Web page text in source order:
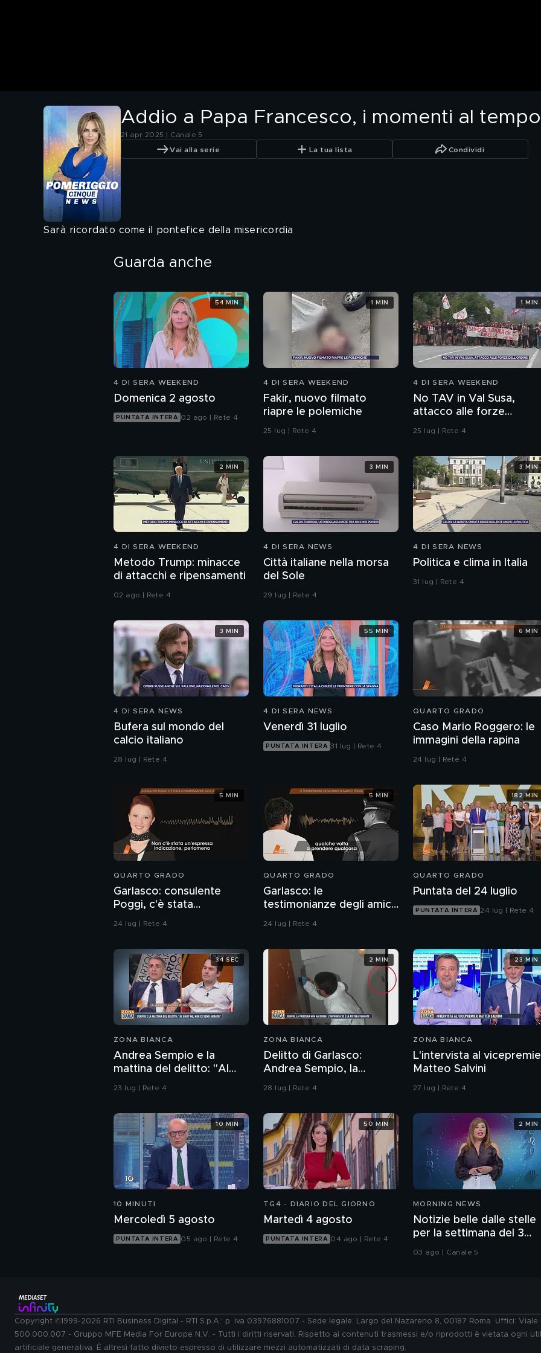
Addio a Papa Francesco, i momenti al
21 apr 2025 | Canale 5
Vai alla serie La tua lista Condividi
Sarà ricordato come il pontefice della misericordia
Guarda anche
4 DI SERA WEEKEND
Domenica 2 agosto
PUNTATA INTERA 02 ago | Rete 4
54 MIN
4 DI SERA WEEKEND
Fakir, nuovo filmato
riapre le polemiche
25 lug | Rete 4
1 MIN
4 DI SERA WEEKEND
No TAV in Val Susa,
attacco alle forze
dell'ordine
25 lug | Rete 4
1 MIN
4 DI SERA WEEKEND
Metodo Trump: minacce
di attacchi e ripensamenti
02 ago | Rete 4
2 MIN
4 DI SERA NEWS
Città italiane nella morsa
del Sole
29 lug | Rete 4
3 MIN
4 DI SERA NEWS
Politica e clima in Italia
31 lug | Rete 4
3 MIN
4 DI SERA NEWS
Bufera sul mondo del
calcio italiano
28 lug | Rete 4
3 MIN
4 DI SERA NEWS
Venerdì 31 luglio
PUNTATA INTERA 31 lug | Rete 4
55 MIN
QUARTO GRADO
Caso Mario Roggero: le
immagini della rapina
24 lug | Rete 4
6 MIN
QUARTO GRADO
Garlasco: consulente
Poggi, c'è stata
contaminazione sulle
24 lug | Rete 4
5 MIN
QUARTO GRADO
Garlasco: le
testimonianze degli amici
di Marco Poggi
24 lug | Rete 4
5 MIN
QUARTO GRADO
Puntata del 24 luglio
PUNTATA INTERA 24 lug | Rete 4
182 MIN
ZONA BIANCA
Andrea Sempio e la
mattina del delitto: "Al
bar' No, non ci sono
23 lug | Rete 4
34 SEC
ZONA BIANCA
Delitto di Garlasco:
Andrea Sempio, la
Procura di Pavia non ha
28 lug | Rete 4
2 MIN
ZONA BIANCA
L'intervista al
Matteo Salvini
27 lug | Rete 4
23 MIN
10 MINUTI
Mercoledì 5 agosto
PUNTATA INTERA 05 ago | Rete 4
10 MIN
TG4 - DIARIO DEL GIORNO
Martedì 4 agosto
PUNTATA INTERA 04 ago | Rete 4
50 MIN
MORNING NEWS
Notizie belle dalle stelle
per la settimana del 3
agosto
03 ago | Canale 5
2 MIN
Copyright ©1999-2026 RTI Business Digital - RTI S.p.A.: p. iva 03976881007 - Sede legale: Largo del Nazareno 8, 00187 Roma. Uffici:
500.000.007 - Gruppo MFE Media For Europe N.V. - Tutti i diritti riservati. Rispetto ai contenuti trasmessi e/o riprodotti è vietata ogni
artificiale generativa. È altresì fatto divieto espresso di utilizzare mezzi automatizzati di data scraping.